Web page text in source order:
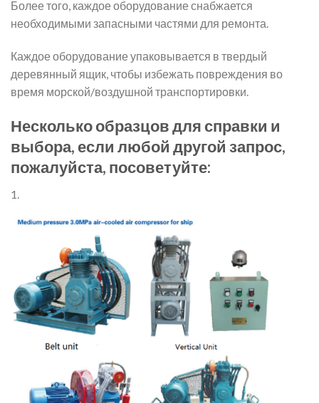
Более того, каждое оборудование снабжается
необходимыми запасными частями для ремонта.
Каждое оборудование упаковывается в твердый
деревянный ящик, чтобы избежать повреждения во
время морской/воздушной транспортировки.
Несколько образцов для справки и
выбора, если любой другой запрос,
пожалуйста, посоветуйте:
1.